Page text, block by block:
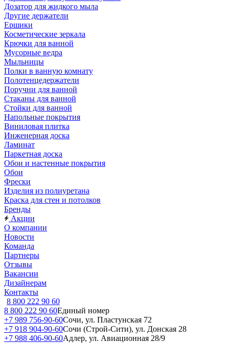
Дозатор для жидкого мыла
Другие держатели
Ершики
Косметические зеркала
Крючки для ванной
Мусорные ведра
Мыльницы
Полки в ванную комнату
Полотенцедержатели
Поручни для ванной
Стаканы для ванной
Стойки для ванной
Напольные покрытия
Виниловая плитка
Инженерная доска
Ламинат
Паркетная доска
Обои и настенные покрытия
Обои
Фрески
Изделия из полиуретана
Краска для стен и потолков
Бренды
Акции
О компании
Новости
Команда
Партнеры
Отзывы
Вакансии
Дизайнерам
Контакты
8 800 222 90 60
8 800 222 90 60Единый номер
+7 989 756-90-60Сочи, ул. Пластунская 72
+7 918 904-90-60Сочи (Строй-Сити), ул. Донская 28
+7 988 406-90-60Адлер, ул. Авиационная 28/9